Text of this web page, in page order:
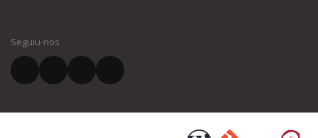
El vostre correu electrònic *
Seguiu-nos